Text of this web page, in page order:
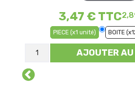
3,47 € TTC
PIECE (x1 unité) BOITE
AJOUTER AU